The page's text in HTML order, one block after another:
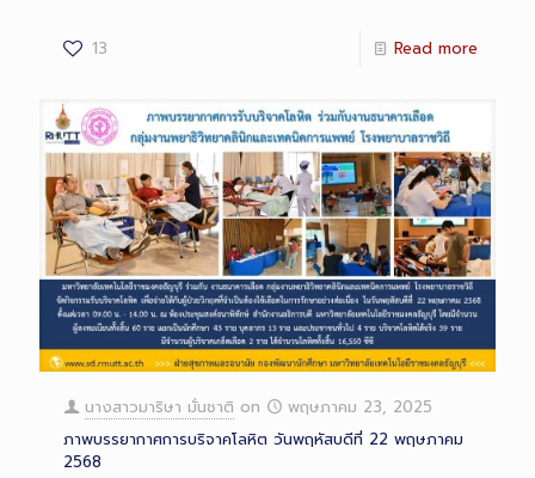
13 Read more
นางสาวมาริษา มั่นชาติ on
พฤษภาคม 23, 2025
ภาพบรรยากาศการบริจาคโลหิต วันพฤหัสบดีที่ 22 พฤษภาคม
2568